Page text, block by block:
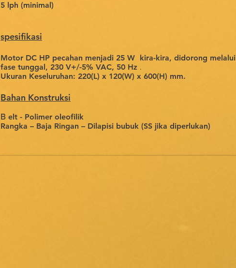
5 lph (minimal)
spesifikasi
Motor DC HP pecahan menjadi 25 W
kira-kira, didorong melalui
fase tunggal, 230 V+/-5% VAC, 50 Hz .
Ukuran Keseluruhan: 220(L) x 120(W) x 600(H) mm.
Bahan Konstruksi
B elt - Polimer oleofilik
Rangka – Baja Ringan – Dilapisi bubuk (SS jika diperlukan)